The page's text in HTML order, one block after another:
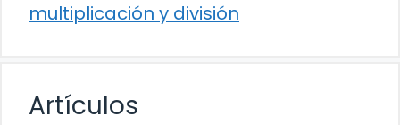
multiplicación y división
Artículos